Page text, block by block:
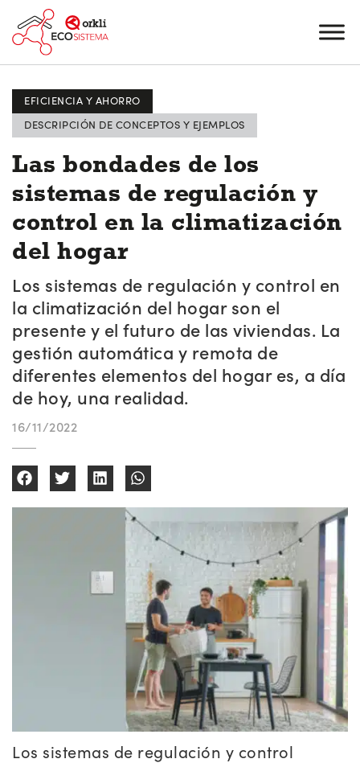
EFICIENCIA Y AHORRO
DESCRIPCIÓN DE CONCEPTOS Y EJEMPLOS
Las bondades de los
sistemas de regulación y
control en la climatización
del hogar
Los sistemas de regulación y control en
la climatización del hogar son el
presente y el futuro de las viviendas. La
gestión automática y remota de
diferentes elementos del hogar es, a día
de hoy, una realidad.
16/11/2022
Los sistemas de regulación y control